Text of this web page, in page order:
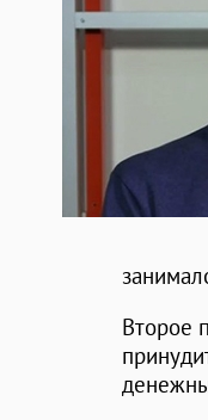
Второе